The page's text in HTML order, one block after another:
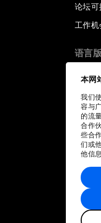
本网
我们
容与
的流
合作
些合
们或
他信
论坛可
工作机
语言